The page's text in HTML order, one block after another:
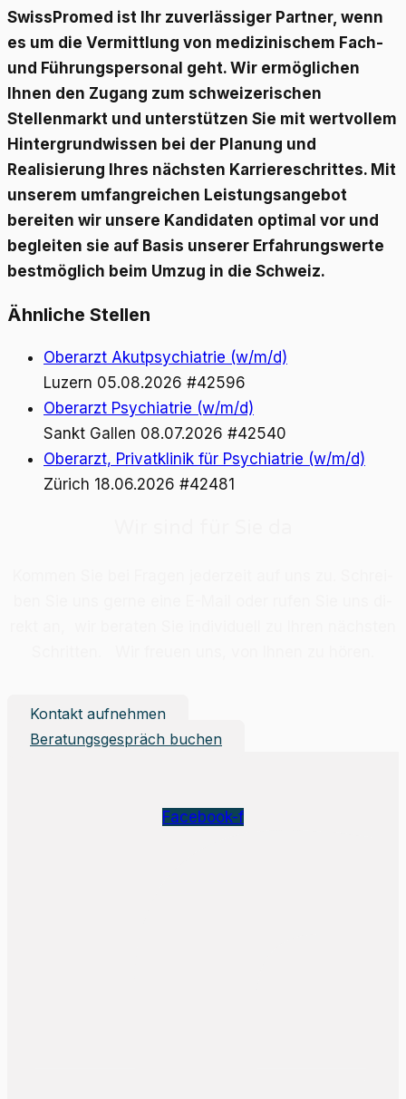
SwissPromed ist Ihr zuverlässiger Partner, wenn
es um die Vermittlung von medizinischem Fach-
und Führungspersonal geht. Wir ermöglichen
Ihnen den Zugang zum schweizerischen
Stellenmarkt und unterstützen Sie mit wertvollem
Hintergrundwissen bei der Planung und
Realisierung Ihres nächsten Karriereschrittes. Mit
unserem umfangreichen Leistungsangebot
bereiten wir unsere Kandidaten optimal vor und
begleiten sie auf Basis unserer Erfahrungswerte
bestmöglich beim Umzug in die Schweiz.
Ähnliche Stellen
Oberarzt Akutpsychiatrie (w/m/d)
Luzern 05.08.2026 #42596
Oberarzt Psychiatrie (w/m/d)
Sankt Gallen 08.07.2026 #42540
Oberarzt, Privatklinik für Psychiatrie (w/m/d)
Zürich 18.06.2026 #42481
Kontakt aufnehmen
Beratungsgespräch buchen
Facebook-f